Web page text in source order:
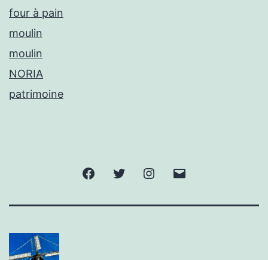
four à pain
moulin
moulin
NORIA
patrimoine
FacebookTwitter Instagram